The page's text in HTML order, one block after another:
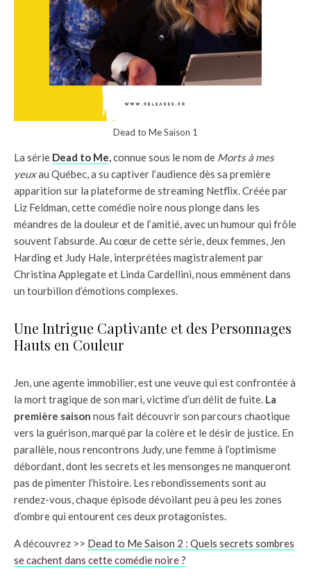
Dead to Me Saison 1
La série Dead to Me,connue sous le nom de Morts à mes
yeuxau Québec, a su captiver l’audience dès sa première
apparition sur la plateforme de streaming Netflix. Créée par
Liz Feldman, cette comédie noire nous plonge dans les
méandres de la douleur et de l’amitié, avec un humour qui frôle
souvent l’absurde. Au cœur de cette série, deux femmes, Jen
Harding et Judy Hale, interprétées magistralement par
Christina Applegate et Linda Cardellini, nous emmènent dans
un tourbillon d’émotions complexes.
Une Intrigue Captivante et des Personnages
Hauts en Couleur
Jen, une agente immobilier, est une veuve qui est confrontée à
la mort tragique de son mari, victime d’un délit de fuite. La
première saison nous fait découvrir son parcours chaotique
vers la guérison, marqué par la colère et le désir de justice. En
parallèle, nous rencontrons Judy, une femme à l’optimisme
débordant, dont les secrets et les mensonges ne manqueront
pas de pimenter l’histoire. Les rebondissements sont au
rendez-vous, chaque épisode dévoilant peu à peu les zones
d’ombre qui entourent ces deux protagonistes.
A découvrez >> Dead to Me Saison 2 : Quels secrets sombres
se cachent dans cette comédie noire ?